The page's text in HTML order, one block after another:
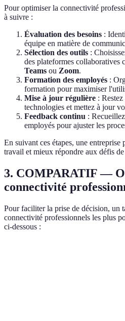
Pour optimiser la connectivité
à suivre :
Évaluation des besoins :
équipe en matière de
Sélection des outils :
des plateformes collaboratives
Teams ou Zoom.
Formation des employés :
formation pour maximiser
Mise à jour régulière :
technologies et mettez à jour
Feedback continu :
employés pour ajuster les
En suivant ces étapes, une entreprise
travail et mieux répondre aux défis
3. COMPARATIF —
connectivité
Pour faciliter la prise de décision, un
connectivité professionnels les plus
ci-dessous :